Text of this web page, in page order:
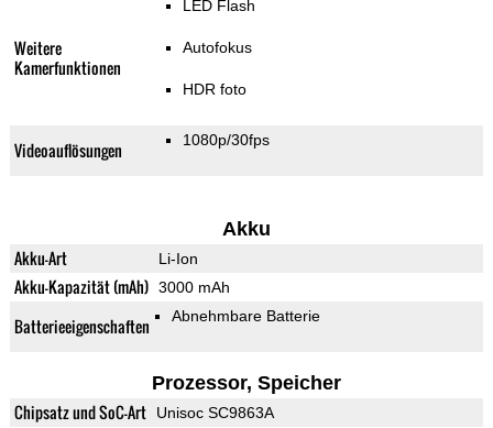
Weitere
Kamerfunktionen
LED Flash
Autofokus
HDR foto
Videoauflösungen 1080p/30fps
Akku
Akku-Art Li-Ion
Akku-Kapazität (mAh) 3000 mAh
Batterieeigenschaften Abnehmbare Batterie
Prozessor, Speicher
Chipsatz und SoC-Art Unisoc SC9863A